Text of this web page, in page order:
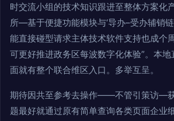
时交流小组的技术知识跟进至整体方案化
所—基于便捷功能模块与‘导办–受办辅销
能直接碰型请求主体技术软件支持也成个
可更好推进政务区每波数字化体验”。本
面就有整个联合维区入口。多举互呈。
期待因共至参考去操作——不管引策访—
题最好就通过原有简单查询各类页面企业